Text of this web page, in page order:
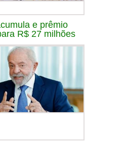
e prêmio
R$ 27 milhões